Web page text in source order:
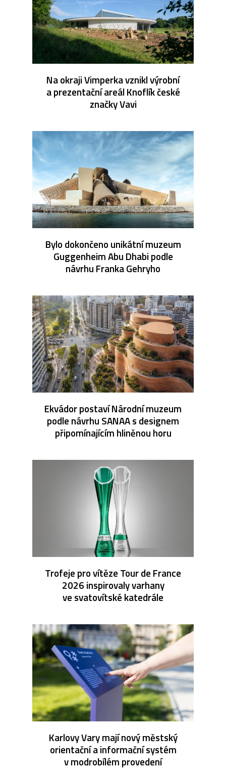
Na okraji Vimperka vznikl výrobní
a prezentační areál Knoflík české
značky Vavi
Bylo dokončeno unikátní muzeum
Guggenheim Abu Dhabi podle
návrhu Franka Gehryho
Ekvádor postaví Národní muzeum
podle návrhu SANAA s designem
připomínajícím hliněnou horu
Trofeje pro vítěze Tour de France
2026 inspirovaly varhany
ve svatovítské katedrále
Karlovy Vary mají nový městský
orientační a informační systém
v modrobílém provedení